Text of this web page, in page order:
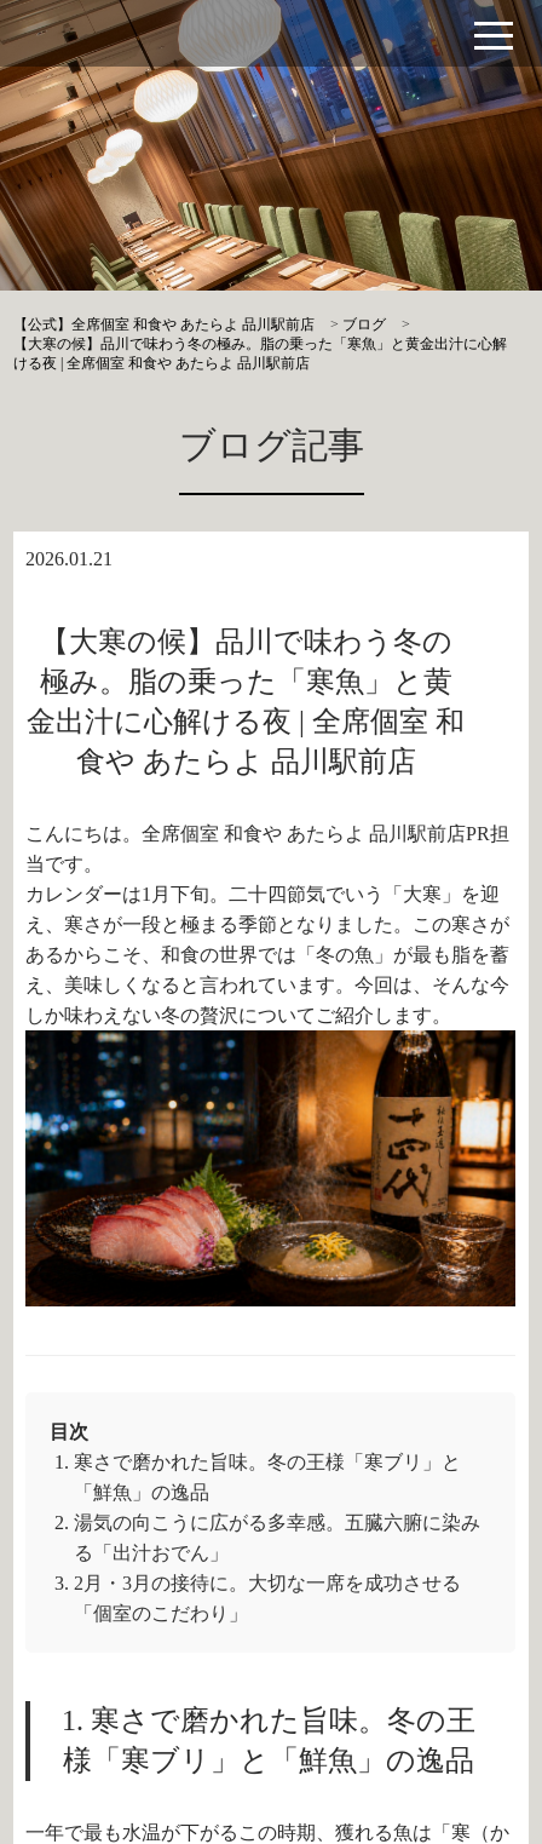
【公式】全席個室 和食や あたらよ 品川駅前店 > ブログ
>
【大寒の候】品川で味わう冬の極み。脂の乗った「寒魚」と黄金出汁に心解
ける夜 | 全席個室 和食や あたらよ 品川駅前店
ブログ記事
2026.01.21
【大寒の候】品川で味わう冬の
極み。脂の乗った「寒魚」と黄
金出汁に心解ける夜 | 全席個室 和
食や あたらよ 品川駅前店
こんにちは。全席個室 和食や あたらよ 品川駅前店PR担
当です。
カレンダーは1月下旬。二十四節気でいう「大寒」を迎
え、寒さが一段と極まる季節となりました。この寒さが
あるからこそ、和食の世界では「冬の魚」が最も脂を蓄
え、美味しくなると言われています。今回は、そんな今
しか味わえない冬の贅沢についてご紹介します。
目次
寒さで磨かれた旨味。冬の王様「寒ブリ」と
「鮮魚」の逸品
湯気の向こうに広がる多幸感。五臓六腑に染み
る「出汁おでん」
2月・3月の接待に。大切な一席を成功させる
「個室のこだわり」
1. 寒さで磨かれた旨味。冬の王
様「寒ブリ」と「鮮魚」の逸品
一年で最も水温が下がるこの時期、獲れる魚は「寒（か